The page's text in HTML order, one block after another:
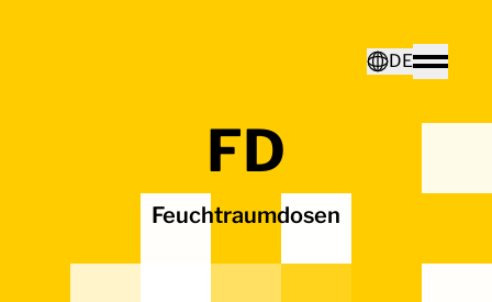
DE
Toggle
FD
Feuchtraumdosen